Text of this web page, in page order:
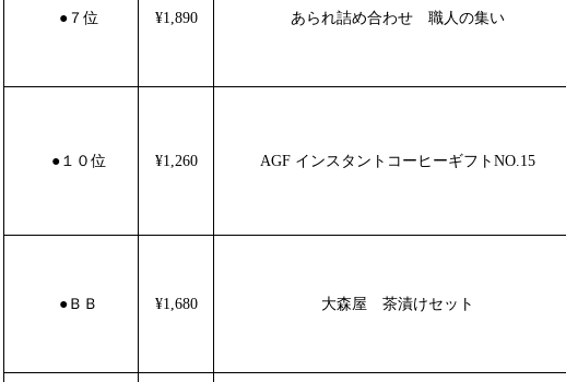
● ７位 ¥1,890 あられ詰め合わせ 職人の集い
● １０位 ¥1,260 AGF インスタントコーヒーギフトNO.15
● ＢＢ ¥1,680 大森屋 茶漬けセット